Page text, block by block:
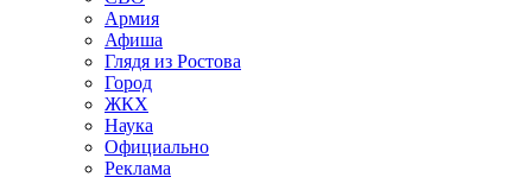
Армия
Афиша
Глядя из Ростова
Город
ЖКХ
Наука
Официально
Реклама